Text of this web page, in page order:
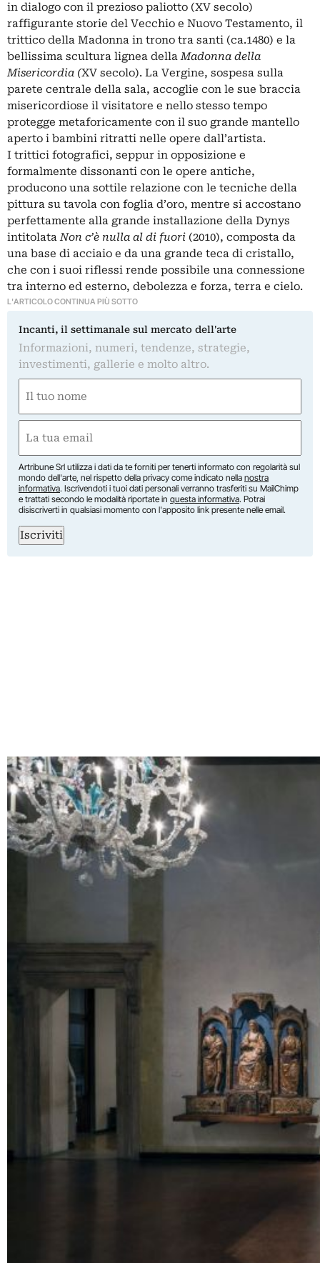
in dialogo con il prezioso paliotto (XV secolo)
raffigurante storie del Vecchio e Nuovo Testamento, il
trittico della Madonna in trono tra santi (ca.1480) e la
bellissima scultura lignea dellaMadonna della
Misericordia (XV secolo). La Vergine, sospesa sulla
parete centrale della sala, accoglie con le sue braccia
misericordiose il visitatore e nello stesso tempo
protegge metaforicamente con il suo grande mantello
aperto i bambini ritratti nelle opere dall’artista.
I trittici fotografici, seppur in opposizione e
formalmente dissonanti con le opere antiche,
producono una sottile relazione con le tecniche della
pittura su tavola con foglia d’oro, mentre si accostano
perfettamente alla grande installazione della Dynys
intitolataNon c’è nulla al di fuori (2010), composta da
una base di acciaio e da una grande teca di cristallo,
che con i suoi riflessi rende possibile una connessione
tra interno ed esterno, debolezza e forza, terra e cielo.
L'ARTICOLO CONTINUA PIÙ SOTTO
Incanti, il settimanale sul mercato dell'arte
Informazioni, numeri, tendenze, strategie,
investimenti, gallerie e molto altro.
(Obbligatorio)
Nome
(Obbligatorio)
Artribune Srl utilizza i dati da te forniti per tenerti informato con regolarità sul
mondo dell'arte, nel rispetto della privacy come indicato nella nostra
informativa. Iscrivendoti i tuoi dati personali verranno trasferiti su MailChimp
e trattati secondo le modalità riportate in questa informativa. Potrai
disiscriverti in qualsiasi momento con l'apposito link presente nelle email.
Iscriviti